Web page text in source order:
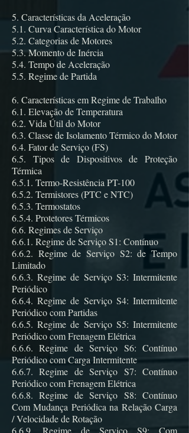
5. Características da Aceleração
5.1. Curva Característica do Motor
5.2. Categorias de Motores
5.3. Momento de Inércia
5.4. Tempo de Aceleração
5.5. Regime de Partida
6. Características em Regime de Trabalho
6.1. Elevação de Temperatura
6.2. Vida Útil do Motor
6.3. Classe de Isolamento Térmico do Motor
6.4. Fator de Serviço (FS)
6.5. Tipos de Dispositivos de Proteção
Térmica
6.5.1. Termo-Resistência PT-100
6.5.2. Termistores (PTC e NTC)
6.5.3. Termostatos
6.5.4. Protetores Térmicos
6.6. Regimes de Serviço
6.6.1. Regime de Serviço S1: Contínuo
6.6.2. Regime de Serviço S2: de Tempo
Limitado
6.6.3. Regime de Serviço S3: Intermitente
Periódico
6.6.4. Regime de Serviço S4: Intermitente
Periódico com Partidas
6.6.5. Regime de Serviço S5: Intermitente
Periódico com Frenagem Elétrica
6.6.6. Regime de Serviço S6: Contínuo
Periódico com Carga Intermitente
6.6.7. Regime de Serviço S7: Contínuo
Periódico com Frenagem Elétrica
6.6.8. Regime de Serviço S8: Contínuo
Com Mudança Periódica na Relação Carga
/ Velocidade de Rotação
6.6.9. Regime de Serviço S9: Com